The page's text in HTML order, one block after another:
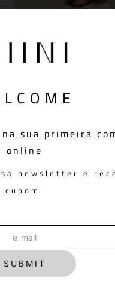
na sua primeira
online
newsletter e
cupom.
SUBMIT
Baby Look Sport Club Off